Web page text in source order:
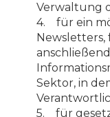
Verwaltung
4. für ein
Sektor, in
5. für